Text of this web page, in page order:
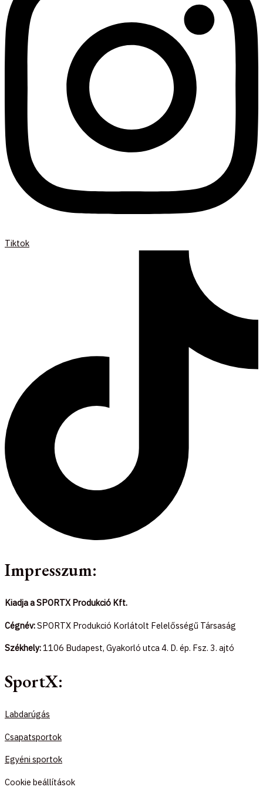
Tiktok
Impresszum:
Kiadja a SPORTX Produkció Kft.
Cégnév:SPORTX Produkció Korlátolt Felelősségű Társaság
Székhely:1106 Budapest, Gyakorló utca 4. D. ép. Fsz. 3. ajtó
SportX:
Labdarúgás
Csapatsportok
Egyéni sportok
Cookie beállítások